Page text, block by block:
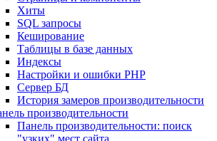
Хиты
SQL запросы
Кеширование
Таблицы в базе данных
Индексы
Настройки и ошибки PHP
Сервер БД
История замеров производительности
производительности
Панель производительности: поиск
"узких" мест сайта